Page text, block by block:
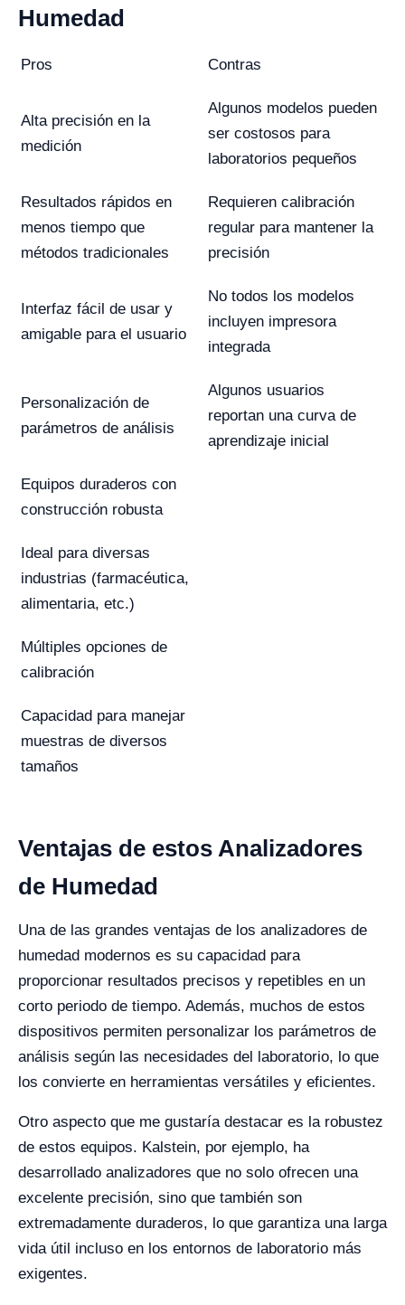
Humedad
Pros Contras
Alta precisión en la
medición
Algunos modelos pueden
ser costosos para
laboratorios pequeños
Resultados rápidos en
menos tiempo que
métodos tradicionales
Requieren calibración
regular para mantener la
precisión
Interfaz fácil de usar y
amigable para el usuario
No todos los modelos
incluyen impresora
integrada
Personalización de
parámetros de análisis
Algunos usuarios
reportan una curva de
aprendizaje inicial
Equipos duraderos con
construcción robusta
Ideal para diversas
industrias (farmacéutica,
alimentaria, etc.)
Múltiples opciones de
calibración
Capacidad para manejar
muestras de diversos
tamaños
Ventajas de estos Analizadores
de Humedad
Una de las grandes ventajas de los analizadores de
humedad modernos es su capacidad para
proporcionar resultados precisos y repetibles en un
corto periodo de tiempo. Además, muchos de estos
dispositivos permiten personalizar los parámetros de
análisis según las necesidades del laboratorio, lo que
los convierte en herramientas versátiles y eficientes.
Otro aspecto que me gustaría destacar es la robustez
de estos equipos. Kalstein, por ejemplo, ha
desarrollado analizadores que no solo ofrecen una
excelente precisión, sino que también son
extremadamente duraderos, lo que garantiza una larga
vida útil incluso en los entornos de laboratorio más
exigentes.